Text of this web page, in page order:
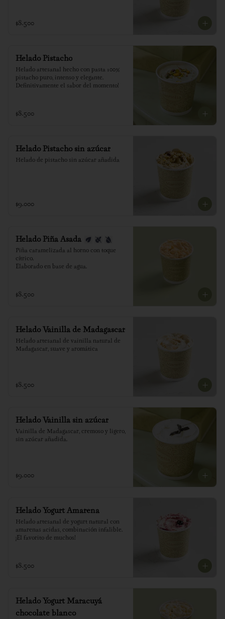
$8.500
Helado Pistacho
Helado artesanal hecho con pasta 100%
pistacho puro, intenso y elegante.
Definitivamente el sabor del momento!
$8.500
Helado Pistacho sin azúcar
Helado de pistacho sin azúcar añadida
$9.000
Helado Piña Asada
Piña caramelizada al horno con toque
cítrico.
Elaborado en base de agua.
$8.500
Helado Vainilla de Madagascar
Helado artesanal de vainilla natural de
Madagascar, suave y aromática
$8.500
Helado Vainilla sin azúcar
Vainilla de Madagascar, cremoso y ligero,
sin azúcar añadida.
$9.000
Helado Yogurt Amarena
Helado artesanal de yogurt natural con
amarenas acidas, combinación infalible.
¡El favorito de muchos!
$8.500
Helado Yogurt Maracuyá
chocolate blanco